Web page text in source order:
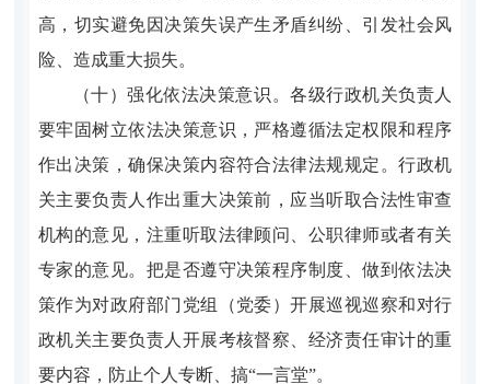
高，切实避免因决策失误产生矛盾纠纷、引发社会风
险、造成重大损失。
（十）强化依法决策意识。各级行政机关负责人
要牢固树立依法决策意识，严格遵循法定权限和程序
作出决策，确保决策内容符合法律法规规定。行政机
关主要负责人作出重大决策前，应当听取合法性审查
机构的意见，注重听取法律顾问、公职律师或者有关
专家的意见。把是否遵守决策程序制度、做到依法决
策作为对政府部门党组（党委）开展巡视巡察和对行
政机关主要负责人开展考核督察、经济责任审计的重
要内容，防止个人专断、搞“一言堂”。